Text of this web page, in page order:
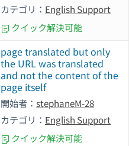
カテゴリ： English Support
クイック解決可能
page translated but only
the URL was translated
and not the content of the
page itself
開始者： stephaneM-28
カテゴリ： English Support
クイック解決可能